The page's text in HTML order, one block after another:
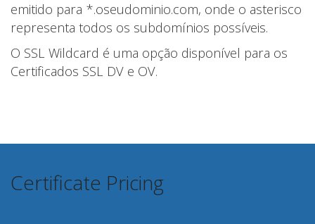
emitido para *.oseudominio.com, onde o asterisco
representa todos os subdomínios possíveis.
O SSL Wildcard é uma opção disponível para os
Certificados SSL DV e OV.
Certificate Pricing